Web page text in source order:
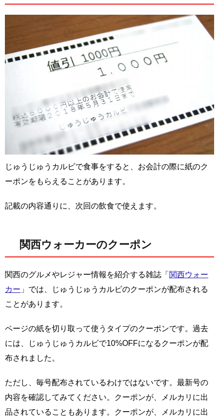
じゅうじゅうカルビで食事をすると、お会計の際に紙のク
ーポンをもらえることがあります。
記載の内容通りに、次回の飲食で使えます。
関西ウォーカーのクーポン
関西のグルメやレジャー情報を紹介する雑誌「 関西ウォー
カー 」では、じゅうじゅうカルビのクーポンが配布される
ことがあります。
ページの紙を切り取って使うタイプのクーポンです。過去
には、じゅうじゅうカルビで10%OFFになるクーポンが配
布されました。
ただし、毎号配布されているわけではないです。最新号の
内容を確認してみてください。クーポンが、メルカリに出
品されていることもあります。クーポンが、メルカリに出